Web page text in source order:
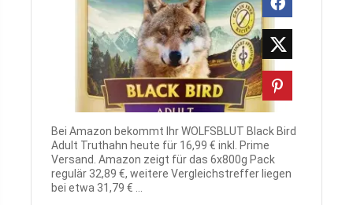
Bei Amazon bekommt Ihr WOLFSBLUT Black Bird
Adult Truthahn heute für 16,99 € inkl. Prime
Versand. Amazon zeigt für das 6x800g Pack
regulär 32,89 €, weitere Vergleichstreffer liegen
bei etwa 31,79 € ...